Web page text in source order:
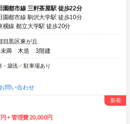
園都市線 三軒茶屋駅 徒歩22分
園都市線 駒沢大学駅 徒歩10分
横線 都立大学駅 徒歩20分
目黒区東が丘
満
木造 3階建
・築浅 駐車場あり
問い合わせ
管理費20,000円